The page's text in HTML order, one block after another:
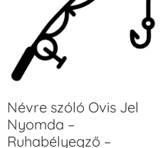
Névre szóló Ovis Jel
Nyomda –
Ruhabélyegző –